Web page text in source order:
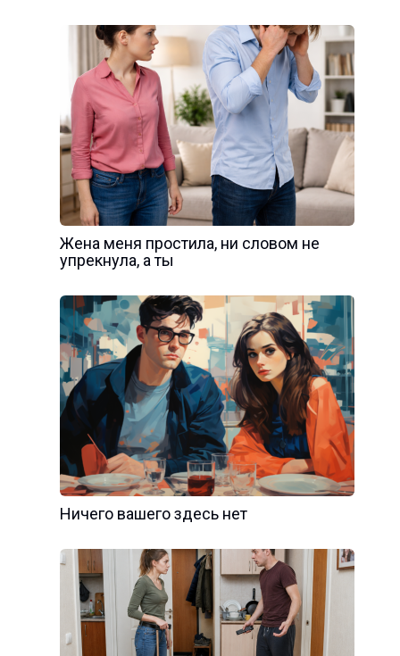
Жена меня простила, ни словом не
упрекнула, а ты
Ничего вашего здесь нет